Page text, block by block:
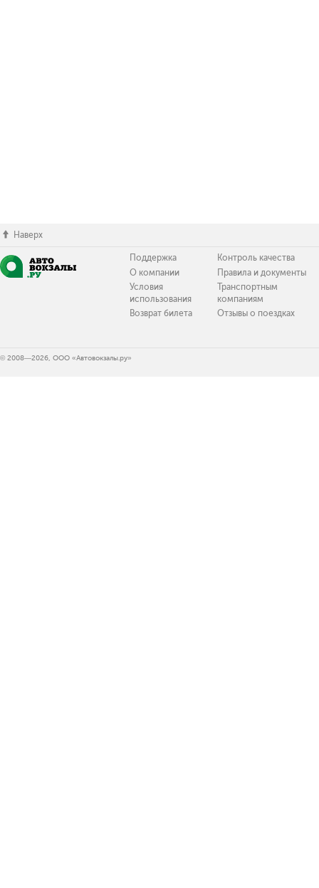
Наверх
Поддержка
О компании
Условия
использования
Возврат билета
Контроль качества
Правила и документы
Транспортным
компаниям
Отзывы о поездках
© 2008—2026, ООО «Автовокзалы.ру»